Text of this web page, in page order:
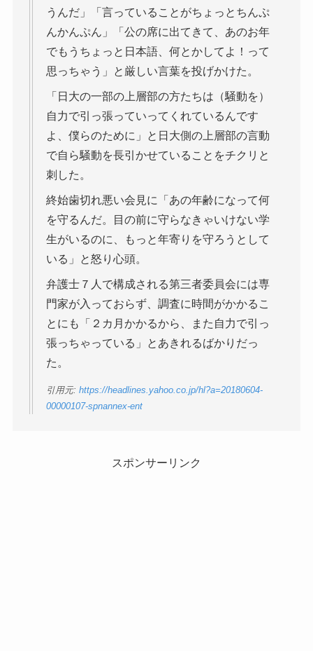
うんだ」「言っていることがちょっとちんぷ
んかんぷん」「公の席に出てきて、あのお年
でもうちょっと日本語、何とかしてよ！って
思っちゃう」と厳しい言葉を投げかけた。
「日大の一部の上層部の方たちは（騒動を）
自力で引っ張っていってくれているんです
よ、僕らのために」と日大側の上層部の言動
で自ら騒動を長引かせていることをチクリと
刺した。
終始歯切れ悪い会見に「あの年齢になって何
を守るんだ。目の前に守らなきゃいけない学
生がいるのに、もっと年寄りを守ろうとして
いる」と怒り心頭。
弁護士７人で構成される第三者委員会には専
門家が入っておらず、調査に時間がかかるこ
とにも「２カ月かかるから、また自力で引っ
張っちゃっている」とあきれるばかりだっ
た。
引用元: https://headlines.yahoo.co.jp/hl?a=20180604-
00000107-spnannex-ent
スポンサーリンク